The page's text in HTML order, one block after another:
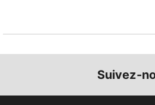
Modèle finement détaillé de la
sur la ligne du Rhin antérieur
Suivez-